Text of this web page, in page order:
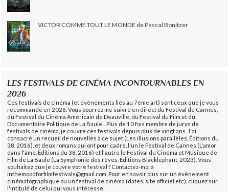
VICTOR COMME TOUT LE MONDE de Pascal Bonitzer
LES FESTIVALS DE CINÉMA INCONTOURNABLES EN
2026
Ces festivals de cinéma (et évènements liés au 7ème art) sont ceux que je vous
recommande en 2026. Vous pourrez me suivre en direct du Festival de Cannes,
du Festival du Cinéma Américain de Deauville, du Festival du Film et du
Documentaire Politique de La Baule... Plus de 10 fois membre de jurys de
festivals de cinéma, je couvre ces festivals depuis plus de vingt ans. J'ai
consacré un recueil de nouvelles à ce sujet (Les illusions parallèles, Éditions du
38, 2016), et deux romans qui ont pour cadre, l'un le Festival de Cannes (L'amor
dans l'âme, Éditions du 38, 2016) et l'autre le Festival du Cinéma et Musique de
Film de La Baule (La Symphonie des rêves, Éditions Blacklephant, 2023). Vous
souhaitez que je couvre votre festival ? Contactez-moi à
inthemoodforfilmfestivals@gmail.com. Pour en savoir plus sur un évènement
cinématographique ou un festival de cinéma (dates, site officiel etc), cliquez sur
l'intitulé de celui qui vous intéresse.